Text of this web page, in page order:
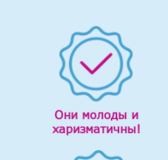
Они молоды и
харизматичны!